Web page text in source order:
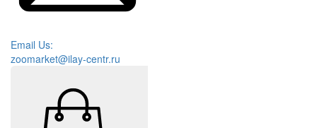
Email Us:
zoomarket@ilay-centr.ru